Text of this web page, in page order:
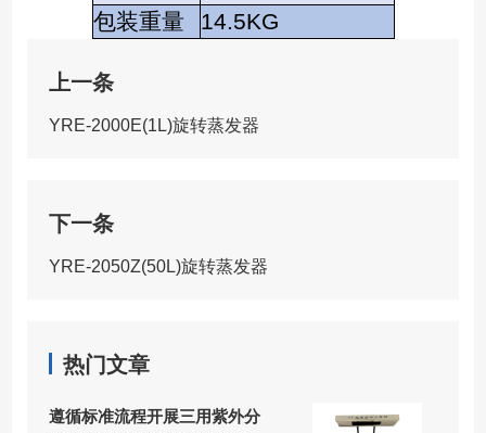
包装重量
14.5KG
上一条
YRE-2000E(1L)旋转蒸发器
下一条
YRE-2050Z(50L)旋转蒸发器
热门文章
遵循标准流程开展三用紫外分